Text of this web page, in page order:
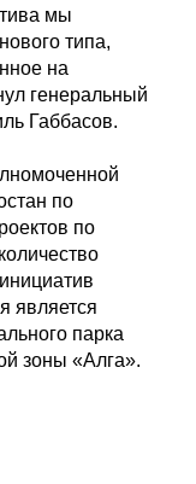
мы
типа,
на
генеральный
Габбасов.
по
по
является
парка
зоны «Алга».